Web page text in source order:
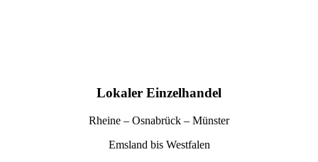
Lokaler Einzelhandel
Rheine – Osnabrück – Münster
Emsland bis Westfalen